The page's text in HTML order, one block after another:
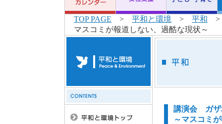
TOP PAGE > 平和と環境 > 平和 >
マスコミが報道しない、過酷な現状～
講演会 ガザ
～マスコミ